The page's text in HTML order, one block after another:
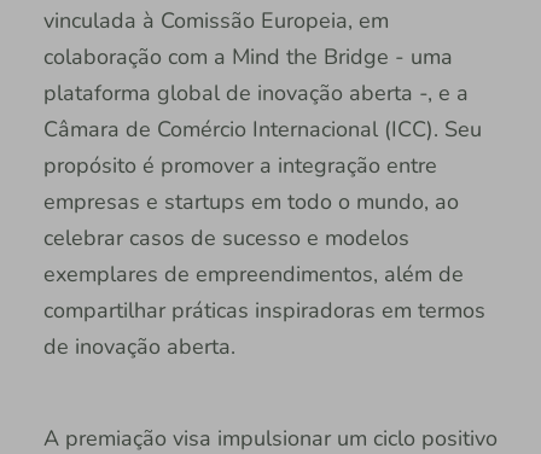
vinculada à Comissão Europeia, em
colaboração com a Mind the Bridge - uma
plataforma global de inovação aberta -, e a
Câmara de Comércio Internacional (ICC). Seu
propósito é promover a integração entre
empresas e startups em todo o mundo, ao
celebrar casos de sucesso e modelos
exemplares de empreendimentos, além de
compartilhar práticas inspiradoras em termos
de inovação aberta.
A premiação visa impulsionar um ciclo positivo